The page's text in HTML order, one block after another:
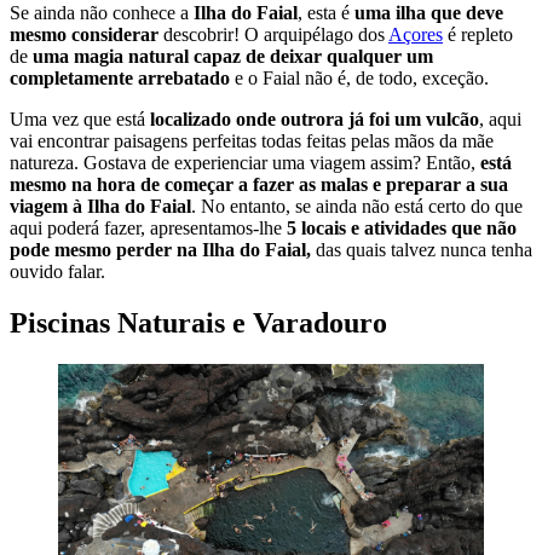
Se ainda não conhece a Ilha do Faial, esta é uma ilha que deve
mesmo considerar descobrir! O arquipélago dosAçores é repleto
de uma magia natural capaz de deixar qualquer um
completamente arrebatado e o Faial não é, de todo, exceção.
Uma vez que está localizado onde outrora já foi um vulcão, aqui
vai encontrar paisagens perfeitas todas feitas pelas mãos da mãe
natureza. Gostava de experienciar uma viagem assim? Então, está
mesmo na hora de começar a fazer as malas e preparar a sua
viagem à Ilha do Faial. No entanto, se ainda não está certo do que
aqui poderá fazer, apresentamos-lhe 5 locais e atividades que não
pode mesmo perder na Ilha do Faial, das quais talvez nunca tenha
ouvido falar.
Piscinas Naturais e Varadouro